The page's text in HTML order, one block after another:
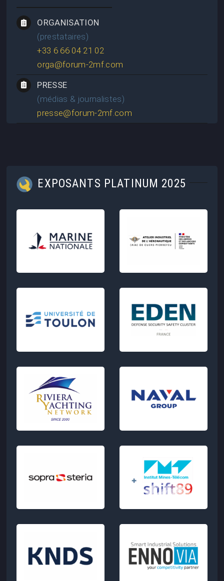
ORGANISATION
(prestataires)
+33 6 66 04 21 02
orga@forum-2mf.com
PRESSE
(médias & journalistes)
presse@forum-2mf.com
EXPOSANTS PLATINUM 2025